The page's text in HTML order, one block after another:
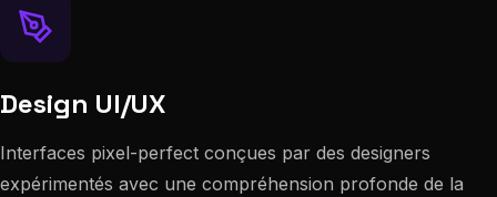
Design UI/UX
Interfaces pixel-perfect conçues par des designers
expérimentés avec une compréhension profonde de la